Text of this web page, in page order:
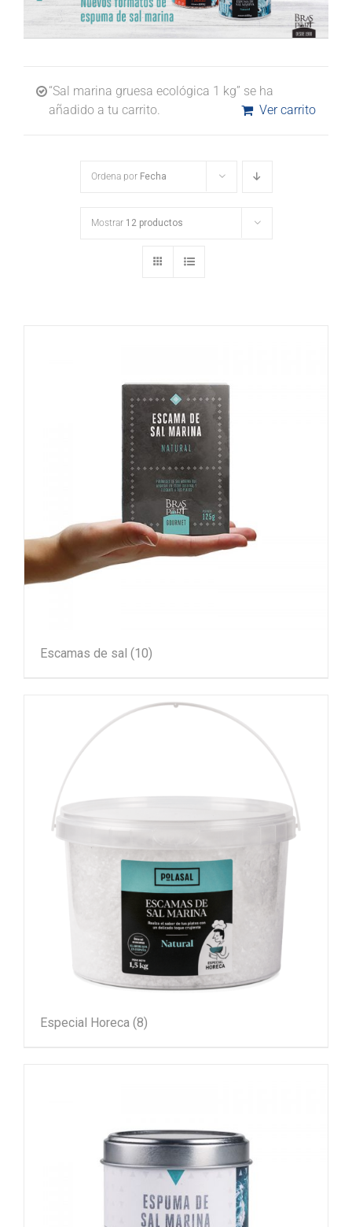
“Sal marina gruesa ecológica 1 kg” se ha
añadido a tu carrito.
Ver carrito
Ordena por Fecha
Mostrar 12 productos
Escamas de sal (10)
Especial Horeca (8)